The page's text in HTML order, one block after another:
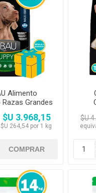
Alimento
Grandes
15 kg
$U 3.968,15
264,54 por 1 kg
$U